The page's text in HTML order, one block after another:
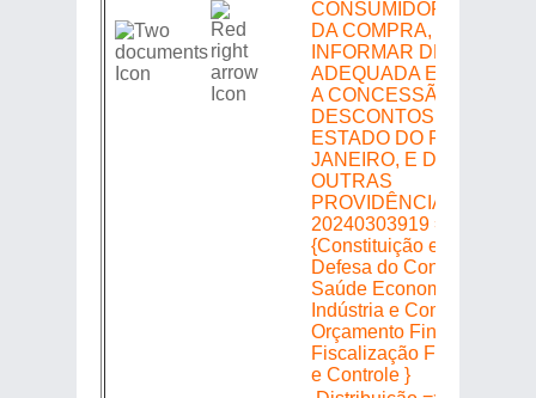
CONSUMIDOR, NO ATO
DA COMPRA, SEM
INFORMAR DE FORMA
ADEQUADA E CLARA,
A CONCESSÃO DE
DESCONTOS, NO
ESTADO DO RIO DE
JANEIRO, E DÁ
OUTRAS
PROVIDÊNCIAS. =>
20240303919 =>
{Constituição e Justiça
Defesa do Consumidor
Saúde Economia
Indústria e Comércio
Orçamento Finanças
Fiscalização Financeira
e Controle }